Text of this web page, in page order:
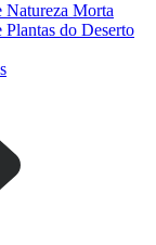
Natureza Morta
Plantas do Deserto